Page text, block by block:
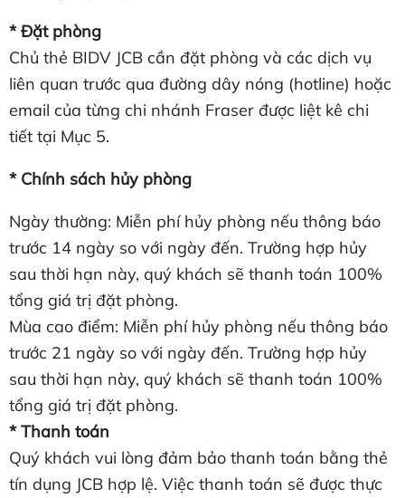
* Đặt phòng
Chủ thẻ BIDV JCB cần đặt phòng và các dịch vụ
liên quan trước qua đường dây nóng (hotline) hoặc
email của từng chi nhánh Fraser được liệt kê chi
tiết tại Mục 5.
* Chính sách hủy phòng
Ngày thường: Miễn phí hủy phòng nếu thông báo
trước 14 ngày so với ngày đến. Trường hợp hủy
sau thời hạn này, quý khách sẽ thanh toán 100%
tổng giá trị đặt phòng.
Mùa cao điểm: Miễn phí hủy phòng nếu thông báo
trước 21 ngày so với ngày đến. Trường hợp hủy
sau thời hạn này, quý khách sẽ thanh toán 100%
tổng giá trị đặt phòng.
* Thanh toán
Quý khách vui lòng đảm bảo thanh toán bằng thẻ
tín dụng JCB hợp lệ. Việc thanh toán sẽ được thực